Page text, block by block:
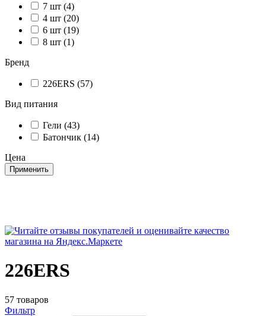
7 шт (4)
4 шт (20)
6 шт (19)
8 шт (1)
Бренд
226ERS (57)
Вид питания
Гели (43)
Батончик (14)
Цена
Применить
226ERS
57 товаров
Фильтр